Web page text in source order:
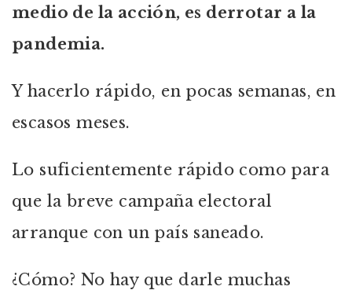
medio de la acción, es derrotar a la
pandemia.
Y hacerlo rápido, en pocas semanas, en
escasos meses.
Lo suficientemente rápido como para
que la breve campaña electoral
arranque con un país saneado.
¿Cómo? No hay que darle muchas